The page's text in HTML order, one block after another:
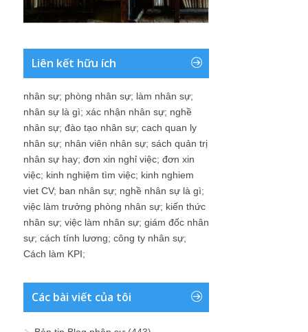
Liên kết hữu ích
nhân sự; phòng nhân sự; làm nhân sự;
nhân sự là gì; xác nhận nhân sự; nghề
nhân sự; đào tạo nhân sự; cach quan ly
nhân sự; nhân viên nhân sự; sách quản trị
nhân sự hay; đơn xin nghỉ việc; đơn xin
việc; kinh nghiệm tìm việc; kinh nghiem
viet CV; ban nhân sự; nghề nhân sự là gì;
việc làm trưởng phòng nhân sự; kiến thức
nhân sự; việc làm nhân sự; giám đốc nhân
sự; cách tính lương; công ty nhân sự;
Cách làm KPI;
Các bài viết của tôi